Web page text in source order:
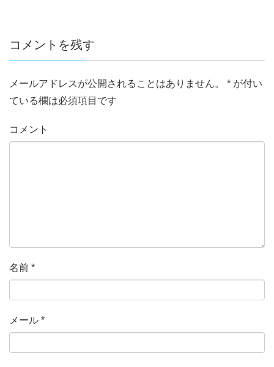
コメントを残す
メールアドレスが公開されることはありません。 * が付い
ている欄は必須項目です
コメント
名前 *
メール *